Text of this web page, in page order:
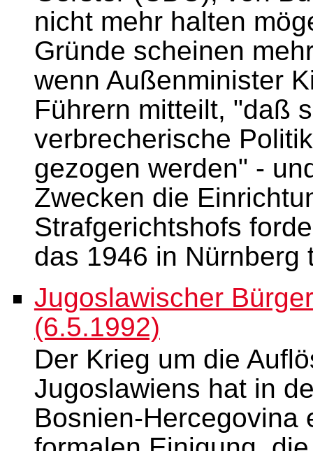
nicht mehr halten
Gründe scheinen
wenn Außenminister
Führern mitteilt, "daß
verbrecherische
gezogen werden" -
Zwecken die
Strafgerichtshofs
das 1946 in Nürnberg
Jugoslawischer
(6.5.1992)
Der Krieg um die
Jugoslawiens hat in
Bosnien-Hercegovina